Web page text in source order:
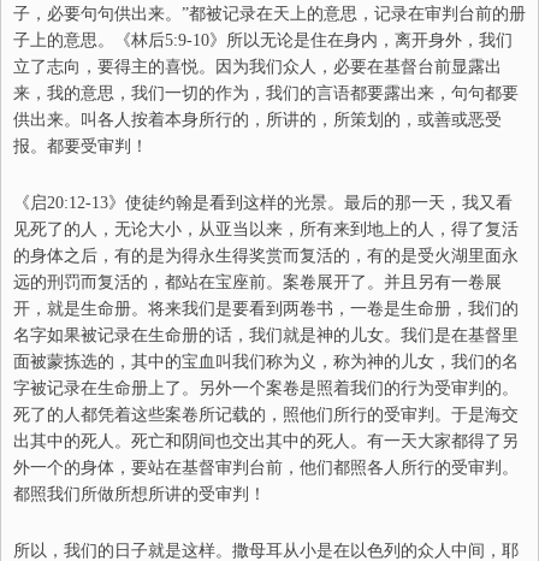
子，必要句句供出来。 ”都被记录在天上的意思，记录在审判台前的册
子上的意思。
《林后5:9-10》 所以无论是住在身内，离开身外，我们
立了志向，要得主的喜悦。因为我们众人，必要在基督台前显露出
来， 我的意思，我们一切的作为，我们的言语都要露出来，句句都要
供出来。
叫各人按着本身所行的， 所讲的，所策划的， 或善或恶受
报。 都要受审判！
《启20:12-13》 使徒约翰是看到这样的光景。最后的那一天， 我又看
见死了的人，无论大小， 从亚当以来，所有来到地上的人，得了复活
的身体之后，有的是为得永生得奖赏而复活的，有的是受火湖里面永
远的刑罚而复活的， 都站在宝座前。案卷展开了。并且另有一卷展
开，就是生命册。 将来我们是要看到两卷书，一卷是生命册， 我们的
名字如果被记录在生命册的话，我们就是神的儿女。我们是在基督里
面被蒙拣选的，其中的宝血叫我们称为义，称为神的儿女，我们的名
字被记录在生命册上了。另外一个案卷是照着我们的行为受审判的。
死了的人都凭着这些案卷所记载的，照他们所行的受审判。于是海交
出其中的死人。死亡和阴间也交出其中的死人。 有一天大家都得了另
外一个的身体，要站在基督审判台前， 他们都照各人所行的受审判。
都照我们所做所想所讲的受审判！
所以，我们的日子就是这样。撒母耳从小是在以色列的众人中间，耶